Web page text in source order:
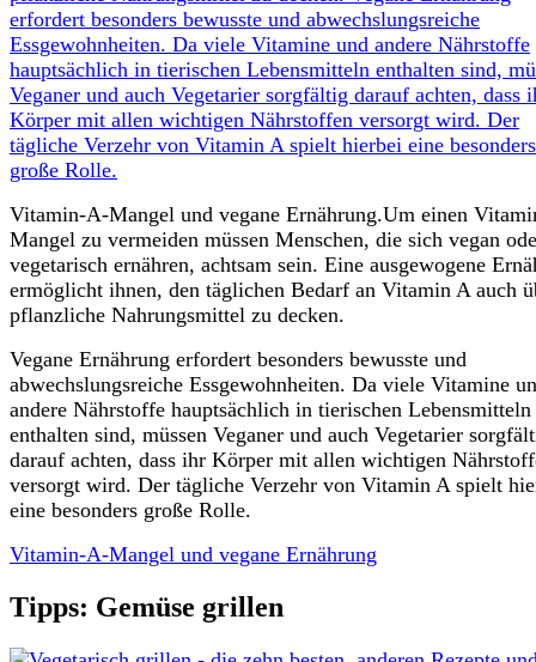
Vitamin-A-Mangel und vegane Ernährung.Um einen
Mangel zu vermeiden müssen Menschen, die sich vegan
vegetarisch ernähren, achtsam sein. Eine ausgewogene
ermöglicht ihnen, den täglichen Bedarf an Vitamin A auch
pflanzliche Nahrungsmittel zu decken.
Vegane Ernährung erfordert besonders bewusste und
abwechslungsreiche Essgewohnheiten. Da viele Vitamine
andere Nährstoffe hauptsächlich in tierischen Lebensmitteln
enthalten sind, müssen Veganer und auch Vegetarier
darauf achten, dass ihr Körper mit allen wichtigen
versorgt wird. Der tägliche Verzehr von Vitamin A spielt
eine besonders große Rolle.
Vitamin-A-Mangel und vegane Ernährung
Tipps: Gemüse grillen